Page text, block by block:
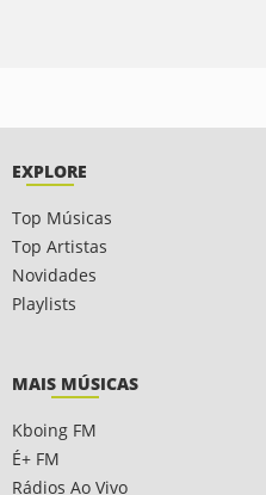
EXPLORE
Top Músicas
Top Artistas
Novidades
Playlists
MAIS MÚSICAS
Kboing FM
É+ FM
Rádios Ao Vivo